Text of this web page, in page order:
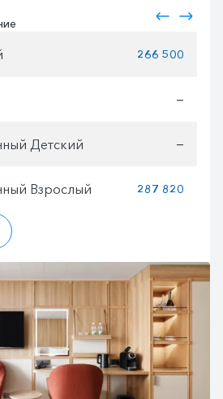
266 500
—
Детский —
Взрослый 287 820